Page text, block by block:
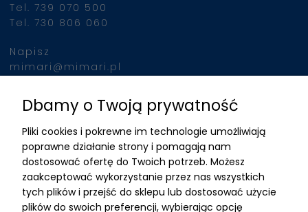
Tel. 739 070 500
Tel. 730 806 060
Napisz
mimari@mimari.pl
Znajdziesz nas
ADRES
MIMARI sp z o.o.
ul. Kurkowa 12
50-210 Wrocław
Dbamy o Twoją prywatność
Pliki cookies i pokrewne im technologie umożliwiają
poprawne działanie strony i pomagają nam
dostosować ofertę do Twoich potrzeb. Możesz
zaakceptować wykorzystanie przez nas wszystkich
tych plików i przejść do sklepu lub dostosować użycie
plików do swoich preferencji, wybierając opcję